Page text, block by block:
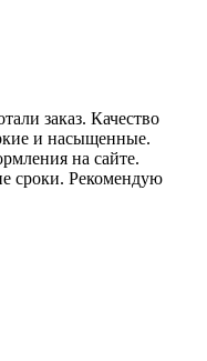
заказ. Качество
и насыщенные.
на сайте.
сроки. Рекомендую